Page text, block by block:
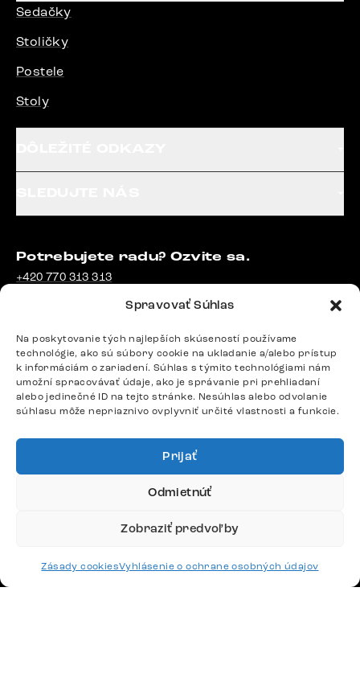
Spravovať Súhlas
Na poskytovanie tých najlepších skúseností používame
technológie, ako sú súbory cookie na ukladanie a/alebo prístup
k informáciám o zariadení. Súhlas s týmito technológiami nám
umožní spracovávať údaje, ako je správanie pri prehliadaní
alebo jedinečné ID na tejto stránke. Nesúhlas alebo odvolanie
súhlasu môže nepriaznivo ovplyvniť určité vlastnosti a funkcie.
Prijať
Odmietnúť
Zobraziť predvoľby
Zásady cookiesVyhlásenie o ochrane osobných údajov
Sedačky
Stoličky
Postele
Stoly
Potrebujete radu? Ozvite sa.
+420 770 313 313
podpora@delife-shop.sk
Google recenzie
4,8